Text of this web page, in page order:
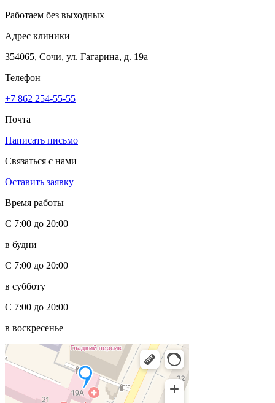
Работаем без выходных
Адрес клиники
354065, Сочи, ул. Гагарина, д. 19а
Телефон
+7 862 254-55-55
Почта
Написать письмо
Связаться с нами
Оставить заявку
Время работы
С 7:00 до 20:00
в будни
С 7:00 до 20:00
в субботу
С 7:00 до 20:00
в воскресенье